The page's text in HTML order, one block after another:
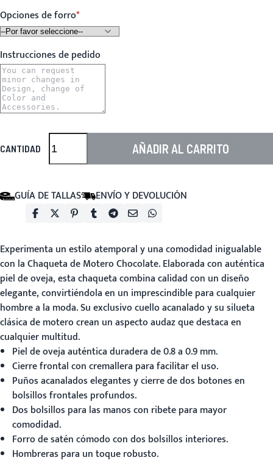
Opciones de forro
Instrucciones de pedido
CANTIDAD AÑADIR AL CARRITO
GUÍA DE TALLAS ENVÍO Y DEVOLUCIÓN
Experimenta un estilo atemporal y una comodidad inigualable
con laChaqueta de Motero Chocolate. Elaborada con auténtica
piel de oveja, esta chaqueta combina calidad con un diseño
elegante, convirtiéndola en un imprescindible para cualquier
hombre a la moda. Su exclusivo cuello acanalado y su silueta
clásica de motero crean un aspecto audaz que destaca en
cualquier multitud.
Piel de oveja auténtica duradera de 0.8 a 0.9 mm.
Cierre frontal con cremallera para facilitar el uso.
Puños acanalados elegantes y cierre de dos botones en
bolsillos frontales profundos.
Dos bolsillos para las manos con ribete para mayor
comodidad.
Forro de satén cómodo con dos bolsillos interiores.
Hombreras para un toque robusto.